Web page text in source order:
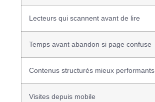
Lecteurs qui scannent avant de lire
Temps avant abandon si page confuse
Contenus structurés mieux performants
Visites depuis mobile